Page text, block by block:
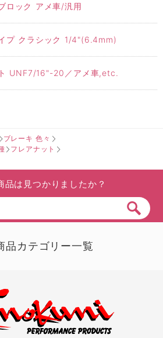
ロック アメ車/汎用
プ クラシック 1/4"(6.4mm)
UNF7/16"-20／アメ車,etc.
ブレーキ 色々
フレアナット
品は見つかりましたか？
品カテゴリー一覧